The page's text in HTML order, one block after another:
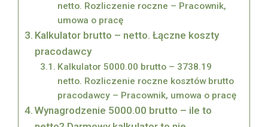
netto. Rozliczenie roczne – Pracownik,
umowa o pracę
Kalkulator brutto – netto. Łączne koszty
pracodawcy
Kalkulator 5000.00 brutto – 3738.19
netto. Rozliczenie roczne kosztów brutto
pracodawcy – Pracownik, umowa o pracę
Wynagrodzenie 5000.00 brutto – ile to